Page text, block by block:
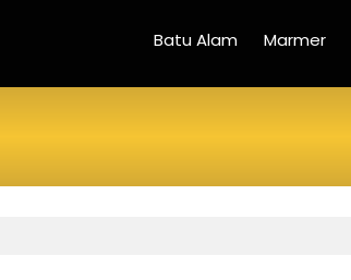
Batu Alam Marmer